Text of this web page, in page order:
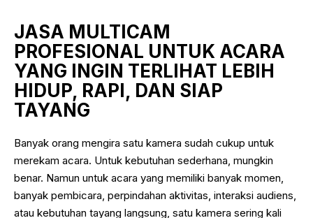
JASA MULTICAM
PROFESIONAL UNTUK ACARA
YANG INGIN TERLIHAT LEBIH
HIDUP, RAPI, DAN SIAP
TAYANG
Banyak orang mengira satu kamera sudah cukup untuk
merekam acara. Untuk kebutuhan sederhana, mungkin
benar. Namun untuk acara yang memiliki banyak momen,
banyak pembicara, perpindahan aktivitas, interaksi audiens,
atau kebutuhan tayang langsung, satu kamera sering kali